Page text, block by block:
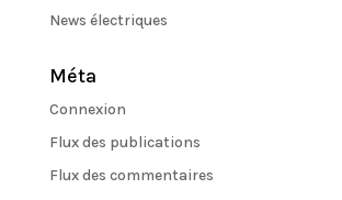
News électriques
Méta
Connexion
Flux des publications
Flux des commentaires